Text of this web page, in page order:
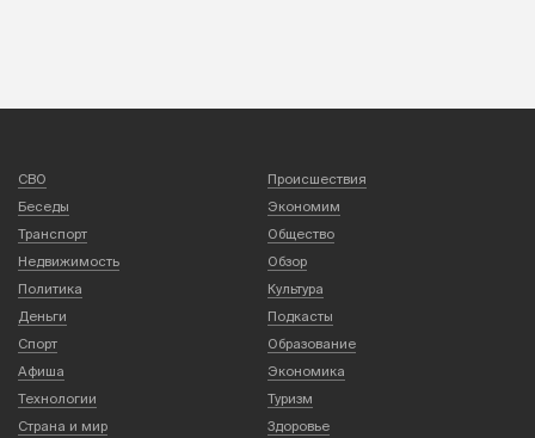
СВО
Происшествия
Беседы
Экономим
Транспорт
Общество
Недвижимость
Обзор
Политика
Культура
Деньги
Подкасты
Спорт
Образование
Афиша
Экономика
Технологии
Туризм
Страна и мир
Здоровье